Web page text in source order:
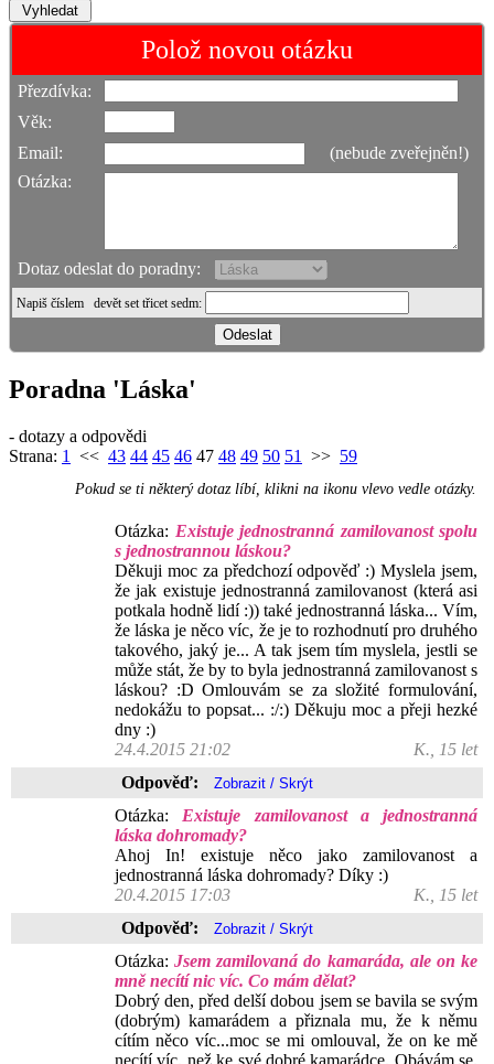
Polož novou otázku
Přezdívka:
Věk:
Email:
(nebude zveřejněn!)
Otázka:
Dotaz odeslat do poradny:
Napiš číslem devět set třicet sedm:
Poradna 'Láska'
- dotazy a odpovědi
Strana: 1 << 43 44 45 46 47 48 49 50 51 >> 59
Pokud se ti některý dotaz líbí, klikni na ikonu vlevo vedle otázky.
Otázka: Existuje jednostranná zamilovanost spolu
s jednostrannou láskou?
Děkuji moc za předchozí odpověď :) Myslela jsem,
že jak existuje jednostranná zamilovanost (která asi
potkala hodně lidí :)) také jednostranná láska... Vím,
že láska je něco víc, že je to rozhodnutí pro druhého
takového, jaký je... A tak jsem tím myslela, jestli se
může stát, že by to byla jednostranná zamilovanost s
láskou? :D Omlouvám se za složité formulování,
nedokážu to popsat... :/:) Děkuju moc a přeji hezké
dny :)
24.4.2015 21:02
K., 15 let
Odpověď:
Otázka: Existuje zamilovanost a jednostranná
láska dohromady?
Ahoj In! existuje něco jako zamilovanost a
jednostranná láska dohromady? Díky :)
20.4.2015 17:03
K., 15 let
Odpověď:
Otázka:Jsem zamilovaná do kamaráda, ale on ke
mně necítí nic víc. Co mám dělat?
Dobrý den, před delší dobou jsem se bavila se svým
(dobrým) kamarádem a přiznala mu, že k němu
cítím něco víc...moc se mi omlouval, že on ke mě
necítí víc, než ke své dobré kamarádce. Obávám se,